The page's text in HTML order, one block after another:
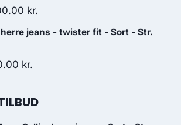
150.00 kr..
kr..
kr.
price
jeans - twister fit - Sort - Str.
kr.
is: